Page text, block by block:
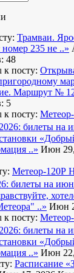
Трамваи.
235 не ..»
48
к посту:
Маршрут №
5
к посту:
билеты на
..» Июн
Метеор-120Р
билеты на
..» Июн
к посту:
билеты на
..» Июн
Расписание